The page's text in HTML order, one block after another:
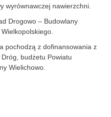
wyrównawczej nawierzchni.
Drogowo – Budowlany
pochodzą z dofinansowania z
budżetu Powiatu
Wielichowo.